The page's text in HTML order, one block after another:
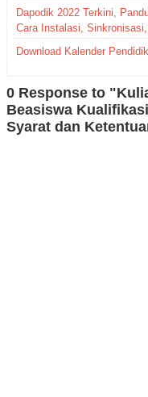
Dapodik 2022 Terkini,
Cara Instalasi,
Download Kalender
0 Response to
Beasiswa
Syarat dan